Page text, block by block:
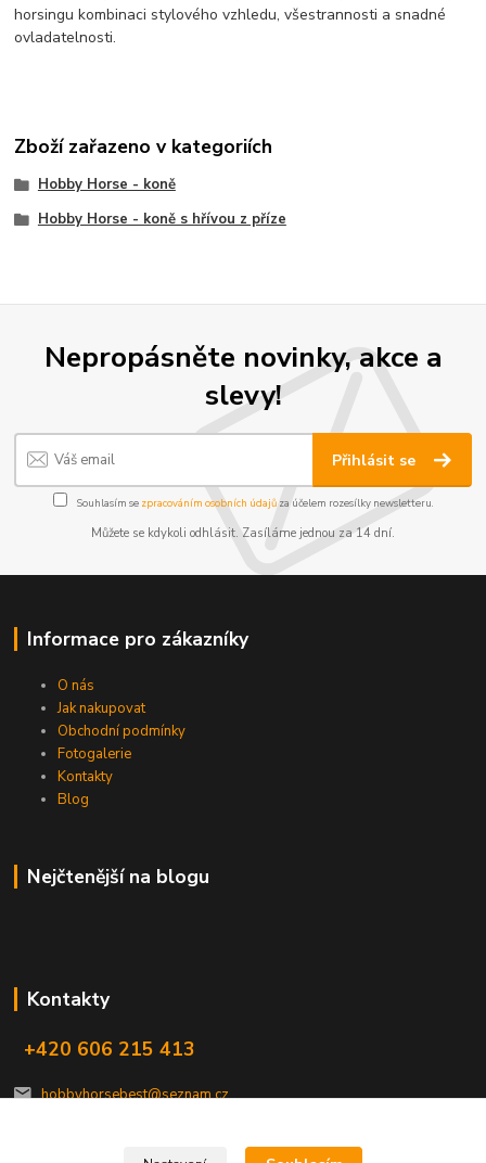
horsingu kombinaci stylového vzhledu, všestrannosti a snadné
ovladatelnosti.
Zboží zařazeno v kategoriích
Hobby Horse - koně
Hobby Horse - koně s hřívou z příze
Nepropásněte novinky, akce a
slevy!
Přihlásit se
Souhlasím se zpracováním osobních údajůza účelem rozesílky newsletteru.
Můžete se kdykoli odhlásit. Zasíláme jednou za 14 dní.
Informace pro zákazníky
O nás
Jak nakupovat
Obchodní podmínky
Fotogalerie
Kontakty
Blog
Nejčtenější na blogu
Kontakty
+420 606 215 413
hobbyhorsebest@seznam.cz